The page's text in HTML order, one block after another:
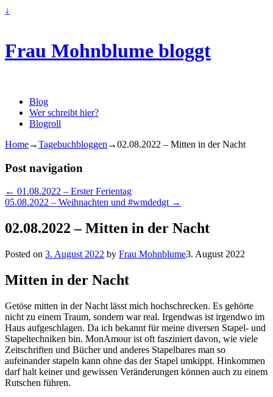
↓
Frau Mohnblume bloggt
Blog
Wer schreibt hier?
Blogroll
Home→Tagebuchbloggen →02.08.2022 – Mitten in der Nacht
Post navigation
← 01.08.2022 – Erster Ferientag
05.08.2022 – Weihnachten und #wmdedgt →
02.08.2022 – Mitten in der Nacht
Posted on 3. August 2022 by Frau Mohnblume3. August 2022
Mitten in der Nacht
Getöse mitten in der Nacht lässt mich hochschrecken. Es gehörte
nicht zu einem Traum, sondern war real. Irgendwas ist irgendwo im
Haus aufgeschlagen. Da ich bekannt für meine diversen Stapel- und
Stapeltechniken bin. MonAmour ist oft fasziniert davon, wie viele
Zeitschriften und Bücher und anderes Stapelbares man so
aufeinander stapeln kann ohne das der Stapel umkippt. Hinkommen
darf halt keiner und gewissen Veränderungen können auch zu einem
Rutschen führen.